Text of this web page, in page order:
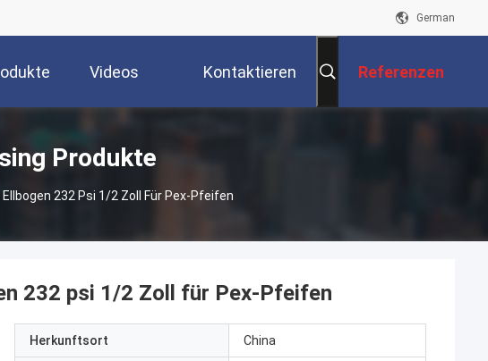
German
Videos Kontaktieren Referenzen
Produkte
232 Psi 1/2 Zoll Für Pex-Pfeifen
232 psi 1/2 Zoll für Pex-Pfeifen
Herkunftsort China